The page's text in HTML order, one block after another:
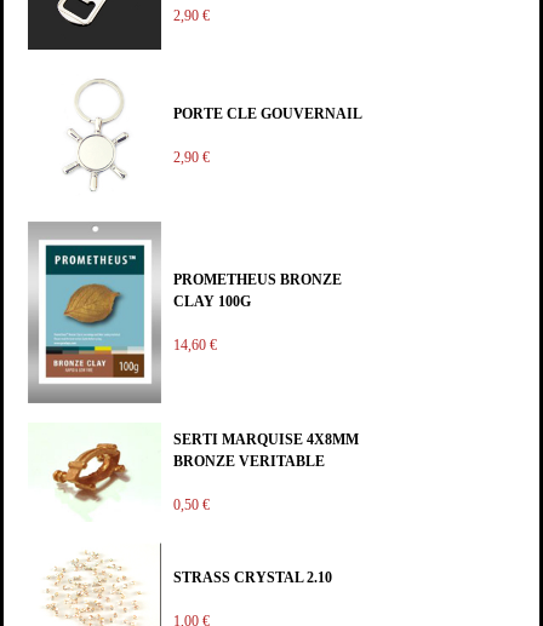
2,90 €
PORTE CLE GOUVERNAIL
2,90 €
PROMETHEUS BRONZE
CLAY 100G
14,60 €
SERTI MARQUISE 4X8MM
BRONZE VERITABLE
0,50 €
STRASS CRYSTAL 2.10
1,00 €